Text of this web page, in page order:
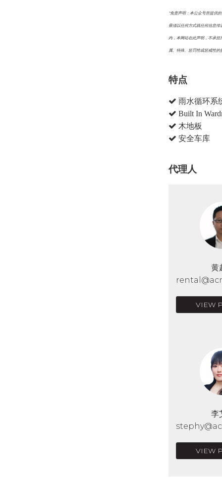
*免责声明：本公众号所提供
毋须以任何方式就任何信息
内，本网站在此声明，不承担
属、特殊、惩罚性或惩戒性的
特点
雨水循环系
Built In
木地板
安全车库
代理人
黄
VIEW
李
VIEW